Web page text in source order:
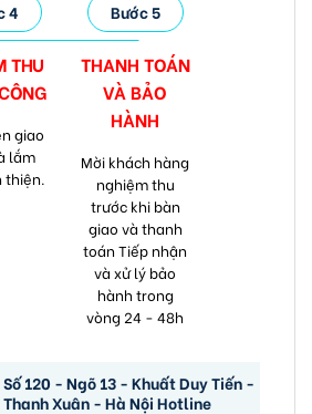
4
THU
giao
lắm
Bước 5
THANH TOÁN
VÀ BẢO
HÀNH
Mời khách hàng
nghiệm thu
trước khi bàn
giao và thanh
toán Tiếp nhận
và xử lý bảo
hành trong
vòng 24 - 48h
Số 120 - Ngõ 13 - Khuất Duy Tiến -
Thanh Xuân - Hà Nội Hotline